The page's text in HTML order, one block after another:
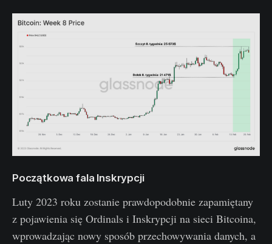
Początkowa fala Inskrypcji
Luty 2023 roku zostanie prawdopodobnie zapamiętany
z pojawienia się Ordinals i Inskrypcji na sieci Bitcoina,
wprowadzając nowy sposób przechowywania danych, a